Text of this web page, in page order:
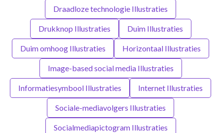
Draadloze technologie Illustraties
Drukknop Illustraties Duim Illustraties
Duim omhoog Illustraties Horizontaal Illustraties
Image-based social media Illustraties
Informatiesymbool Illustraties Internet Illustraties
Sociale-mediavolgers Illustraties
Socialmediapictogram Illustraties